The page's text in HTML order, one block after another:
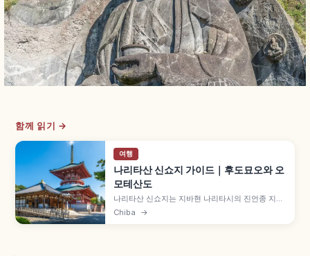
함께 읽기 →
여행
나리타산 신쇼지 가이드｜후도묘오와 오
모테산도
나리타산 신쇼지는 지바현 나리타시의 진언종 지산
파 대본산으로, 940년 개산되어 후도묘오를 본존
Chiba →